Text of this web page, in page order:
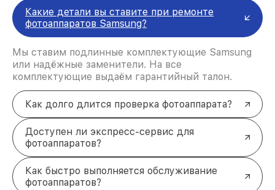
Закажите ремонт фотоаппарата
Samsung
Не упускайте момент восстановить ваш
фотоаппарат.Оставьте заявкупрямо сейчас, и мы
вернём технику к жизни. Наши специалисты
готовы ответить на все вопросы и подобрать
удобное время для ремонта. Звоните: +7 (861)
299-37-61 или приходите по адресу Северная
улица, 496/2.
Какие детали вы ставите при ремонте
фотоаппаратов Samsung?
Мы ставим подлинные комплектующие Samsung
или надёжные заменители. На все
комплектующие выдаём гарантийный талон.
Как долго длится проверка фотоаппарата?
Доступен ли экспресс-сервис для
фотоаппаратов?
Как быстро выполняется обслуживание
фотоаппаратов?